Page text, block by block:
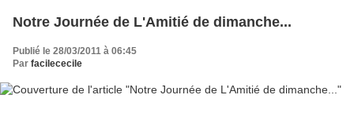
Notre Journée de L'Amitié de dimanche...
Publié le 28/03/2011 à 06:45
Par facilececile